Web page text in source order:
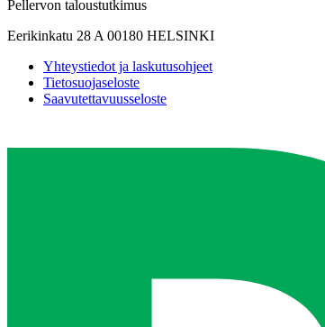
Pellervon taloustutkimus
Eerikinkatu 28 A 00180 HELSINKI
Yhteystiedot ja laskutusohjeet
Tietosuojaseloste
Saavutettavuusseloste